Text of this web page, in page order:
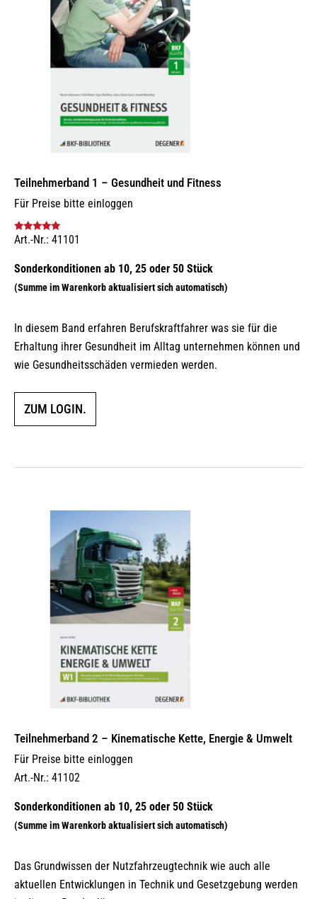
Teilnehmerband 1 – Gesundheit und Fitness
Für Preise bitte einloggen
Bewertet mit
Art.-Nr.: 41101
In diesem Band erfahren Berufskraftfahrer was sie für die
Erhaltung ihrer Gesundheit im Alltag unternehmen können und
wie Gesundheitsschäden vermieden werden.
ZUM LOGIN.
Teilnehmerband 2 – Kinematische Kette, Energie & Umwelt
Für Preise bitte einloggen
Art.-Nr.: 41102
Das Grundwissen der Nutzfahrzeugtechnik wie auch alle
aktuellen Entwicklungen in Technik und Gesetzgebung werden